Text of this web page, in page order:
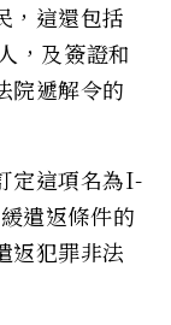
，這還包括
，及簽證和
院遞解令的
定這項名為I-
遣返條件的
返犯罪非法